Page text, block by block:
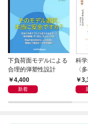
下負荷面モデルによる
合理的弾塑性設計
4,400
新着
科
〈
―遺